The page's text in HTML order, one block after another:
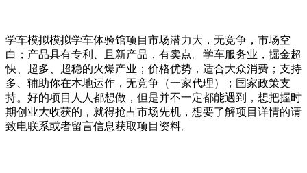
学车模拟模拟学车体验馆项目市场潜力大，无竞争，市场空
白；产品具有专利、且新产品，有卖点。学车服务业，掘金超
快、超多、超稳的火爆产业；价格优势，适合大众消费；支持
多、辅助你在本地运作，无竞争（一家代理）；国家政策支
持。好的项目人人都想做，但是并不一定都能遇到，想把握时
期创业大收获的，就得抢占市场先机，想要了解项目详情的请
致电联系或者留言信息获取项目资料。